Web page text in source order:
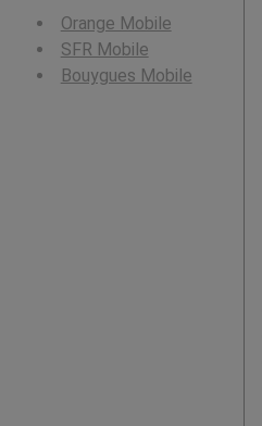
Orange Mobile
SFR Mobile
Bouygues Mobile